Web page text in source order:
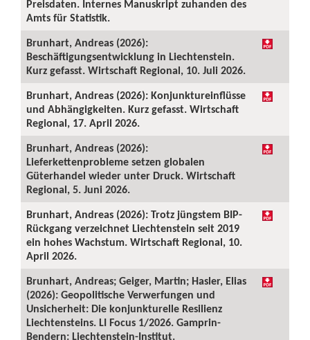
Preisdaten. Internes Manuskript zuhanden des
Amts für Statistik.
Brunhart, Andreas (2026):
Beschäftigungsentwicklung in Liechtenstein.
Kurz gefasst. Wirtschaft Regional, 10. Juli 2026.
Brunhart, Andreas (2026): Konjunktureinflüsse
und Abhängigkeiten. Kurz gefasst. Wirtschaft
Regional, 17. April 2026.
Brunhart, Andreas (2026):
Lieferkettenprobleme setzen globalen
Güterhandel wieder unter Druck. Wirtschaft
Regional, 5. Juni 2026.
Brunhart, Andreas (2026): Trotz jüngstem BIP-
Rückgang verzeichnet Liechtenstein seit 2019
ein hohes Wachstum. Wirtschaft Regional, 10.
April 2026.
Brunhart, Andreas; Geiger, Martin; Hasler, Elias
(2026): Geopolitische Verwerfungen und
Unsicherheit: Die konjunkturelle Resilienz
Liechtensteins. LI Focus 1/2026. Gamprin-
Bendern: Liechtenstein-Institut.